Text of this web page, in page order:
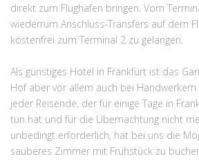
direkt zum Flughafen bringen. Vom
wiederrum Anschluss-Transfers auf dem
kostenfrei zum Terminal 2 zu gelangen.
Als günstiges Hotel in Frankfurt ist das
Hof aber vor allem auch bei
jeder Reisende, der für einige Tage in
tun hat und für die Übernachtung nicht
unbedingt erforderlich, hat bei uns die
sauberes Zimmer mit Frühstück zu